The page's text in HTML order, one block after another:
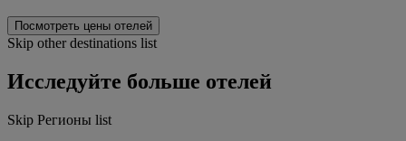
Посмотреть цены отелей
Skip other destinations list
Исследуйте больше отелей
Skip Регионы list